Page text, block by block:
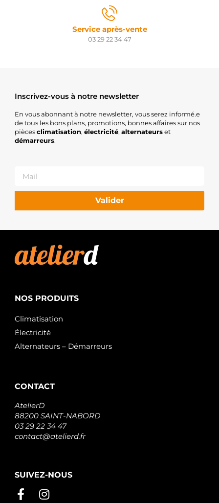
Service après-vente
03 29 22 34 47
Inscrivez-vous à notre newsletter
En vous abonnant à notre newsletter, vous serez informé.e
de tous les bons plans, promotions, bonnes affaires sur nos
piècesclimatisation, électricité, alternateurset
démarreurs.
Valider
NOS PRODUITS
Climatisation
Électricité
Alternateurs – Démarreurs
CONTACT
AtelierD
88200 SAINT-NABORD
03 29 22 34 47
contact@atelierd.fr
SUIVEZ-NOUS